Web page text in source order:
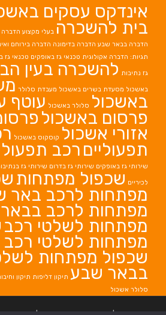
אינדקס עסקים
בית להשכרה בעלי מקצוע הדברה
הדברה בבאר שבע הדברה בדימונה הדברה בירוחם
תגיות: הדברה אקולוגית טכנאי גז באופקים טכנאי גז
גז נתיבות להשכרה בעין
באשכול מסעדת בשרים באשכול מעבדת סלולר
באשכול סלולר באשכול עוטף
פרסום באשכול
אזורי אשכול קוסקוס באשכול
תפעוליים רכב
שירותי גז באופקים שירותי גז בדרום שירותי גז
לכיריים שכפול מפתחות
מפתחות לרכב באר
מפתחות לרכב
מפתחות לשלטי רכב
מפתחות לשלטי
שכפול מפתחות
בבאר שבע תיקון דליפות תיקון
סלולר אשכול